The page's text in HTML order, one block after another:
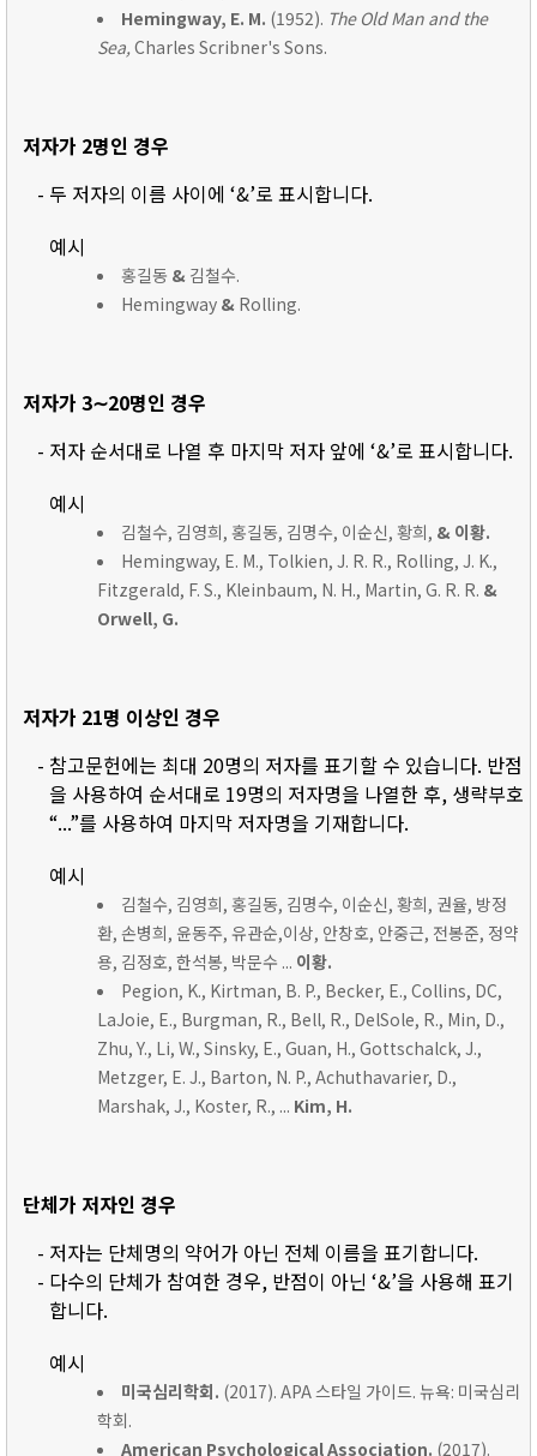
Hemingway, E. M. (1952). The Old Man and the
Sea,Charles Scribner's Sons.
저자가 2명인 경우
- 두 저자의 이름 사이에 ‘&’로 표시합니다.
예시
홍길동 & 김철수.
Hemingway & Rolling.
저자가 3∼20명인 경우
- 저자 순서대로 나열 후 마지막 저자 앞에 ‘&’로 표시합니다.
예시
김철수, 김영희, 홍길동, 김명수, 이순신, 황희, & 이황.
Hemingway, E. M., Tolkien, J. R. R., Rolling, J. K.,
Fitzgerald, F. S., Kleinbaum, N. H., Martin, G. R. R. &
Orwell, G.
저자가 21명 이상인 경우
- 참고문헌에는 최대 20명의 저자를 표기할 수 있습니다. 반점
을 사용하여 순서대로 19명의 저자명을 나열한 후, 생략부호
“...”를 사용하여 마지막 저자명을 기재합니다.
예시
김철수, 김영희, 홍길동, 김명수, 이순신, 황희, 권율, 방정
환, 손병희, 윤동주, 유관순,이상, 안창호, 안중근, 전봉준, 정약
용, 김정호, 한석봉, 박문수 ... 이황.
Pegion, K., Kirtman, B. P., Becker, E., Collins, DC,
LaJoie, E., Burgman, R., Bell, R., DelSole, R., Min, D.,
Zhu, Y., Li, W., Sinsky, E., Guan, H., Gottschalck, J.,
Metzger, E. J., Barton, N. P., Achuthavarier, D.,
Marshak, J., Koster, R., ... Kim, H.
단체가 저자인 경우
- 저자는 단체명의 약어가 아닌 전체 이름을 표기합니다.
- 다수의 단체가 참여한 경우, 반점이 아닌 ‘&’을 사용해 표기
합니다.
예시
미국심리학회. (2017). APA 스타일 가이드. 뉴욕: 미국심리
학회.
American Psychological Association. (2017).